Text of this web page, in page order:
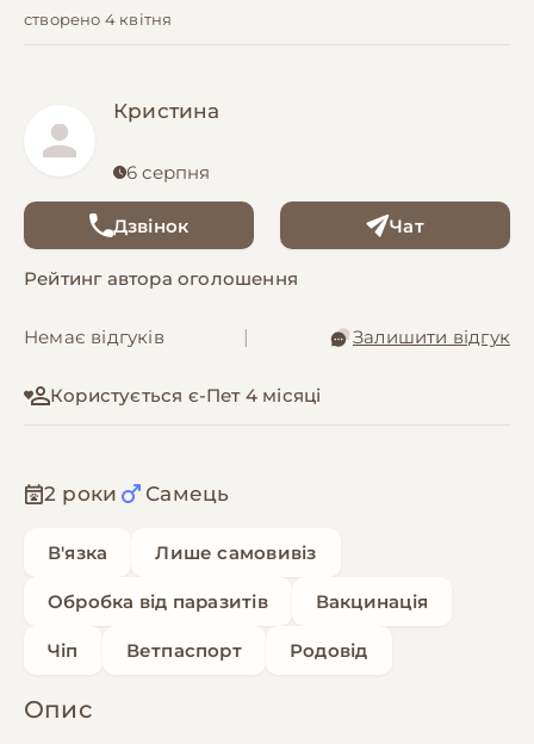
створено 4 квітня
Кристина
6 серпня
Дзвінок Чат
Рейтинг автора оголошення
Немає відгуків Залишити відгук
Користується є-Пет 4 місяці
2 роки Самець
В'язка Лише самовивіз
Обробка від паразитів Вакцинація
Чіп Ветпаспорт Родовід
Опис